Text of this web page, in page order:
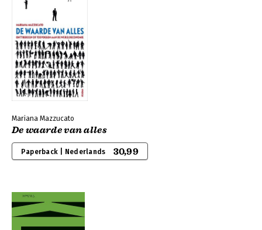
Mariana Mazzucato
De waarde van alles
Paperback | Nederlands 30,99